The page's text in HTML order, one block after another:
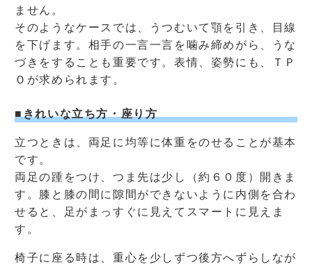
ません。
そのようなケースでは、うつむいて顎を引き、目線
を下げます。相手の一言一言を噛み締めがら、うな
づきをすることも重要です。表情、姿勢にも、ＴＰ
Ｏが求められます。
■きれいな立ち方・座り方
立つときは、両足に均等に体重をのせることが基本
です。
両足の踵をつけ、つま先は少し（約６０度）開きま
す。膝と膝の間に隙間ができないように内側を合わ
せると、足がまっすぐに見えてスマートに見えま
す。
椅子に座る時は、重心を少しずつ後方へずらしなが